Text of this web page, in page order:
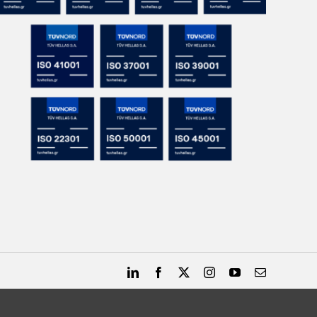
LinkedInFacebook InstagramYouTubeEmail